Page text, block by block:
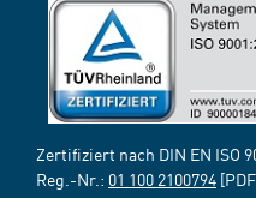
Zertifiziert nach DIN EN ISO
Reg.-Nr.: 01 100 2100794